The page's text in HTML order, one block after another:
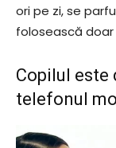
ori pe zi, se
folosească
Copilul este
telefonul